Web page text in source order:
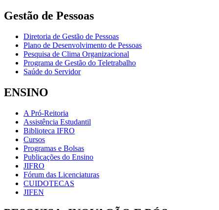
Gestão de Pessoas
Diretoria de Gestão de Pessoas
Plano de Desenvolvimento de Pessoas
Pesquisa de Clima Organizacional
Programa de Gestão do Teletrabalho
Saúde do Servidor
ENSINO
A Pró-Reitoria
Assistência Estudantil
Biblioteca IFRO
Cursos
Programas e Bolsas
Publicações do Ensino
JIFRO
Fórum das Licenciaturas
CUIDOTECAS
JIFEN